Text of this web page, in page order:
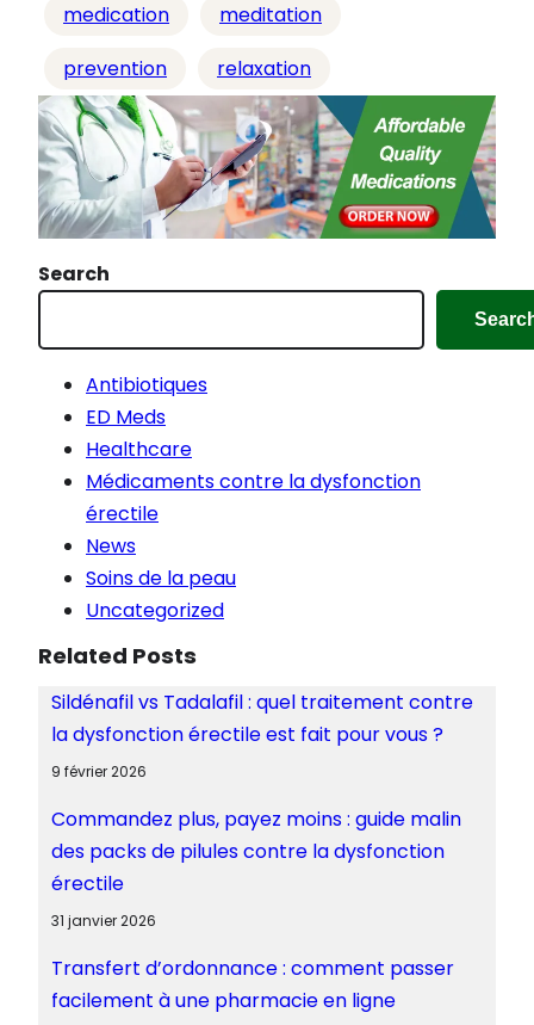
n
…
medication
meditation
prevention
relaxation
Search
Antibiotiques
ED Meds
Healthcare
Médicaments contre la dysfonction
érectile
News
Soins de la peau
Uncategorized
Related Posts
Sildénafil vs Tadalafil : quel traitement contre
la dysfonction érectile est fait pour vous ?
9 février 2026
Commandez plus, payez moins : guide malin
des packs de pilules contre la dysfonction
érectile
31 janvier 2026
Transfert d’ordonnance : comment passer
facilement à une pharmacie en ligne